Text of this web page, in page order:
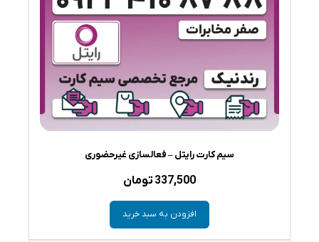
سیم کارت رایتل – فعالسازی غیرحضوری
337,500 تومان
افزودن به سبد خرید